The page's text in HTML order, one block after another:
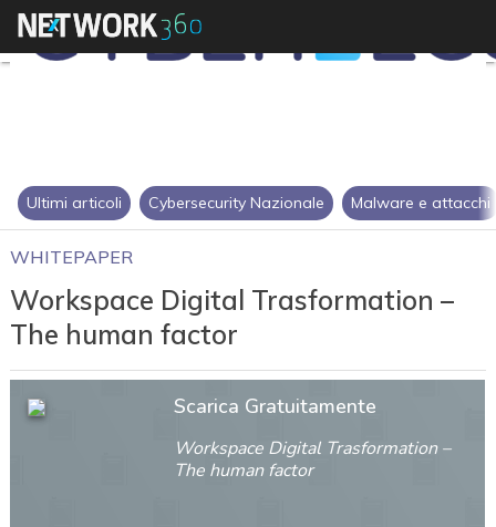
Ultimi articoli Cybersecurity Nazionale Malware e attacchi
WHITEPAPER
Workspace Digital Trasformation –
The human factor
Scarica Gratuitamente
Workspace Digital Trasformation –
The human factor